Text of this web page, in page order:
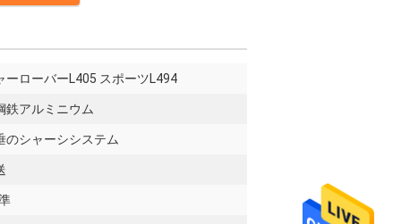
ーローバーL405 スポーツL494
鉄アルミニウム
のシャーシシステム